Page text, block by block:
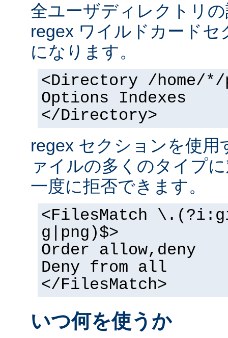
全ユーザディレクトリ
regex ワイルドカード
になります。
<Directory /home/
Options Indexes
</Directory>
regex セクションを使
ァイルの多くのタイプ
一度に拒否できます。
<FilesMatch
g|png)$>
Order allow,deny
Deny from all
</FilesMatch>
いつ何を使うか